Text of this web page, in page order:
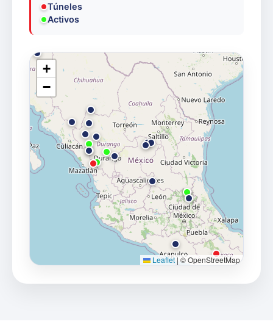
Túneles
Activos
+
−
Leaflet |© OpenStreetMap